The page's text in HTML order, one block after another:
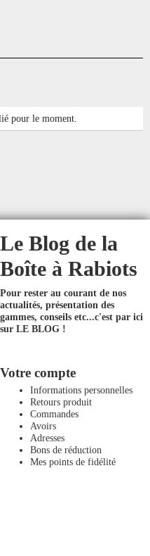
pour le moment.
Le Blog de la
Boîte à Rabiots
Pour rester au courant de nos
actualités, présentation des
gammes, conseils etc...c'est par ici
sur LE BLOG !
Votre compte
Informations personnelles
Retours produit
Commandes
Avoirs
Adresses
Bons de réduction
Mes points de fidélité